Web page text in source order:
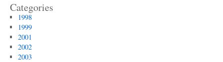
Categories
1998
1999
2001
2002
2003